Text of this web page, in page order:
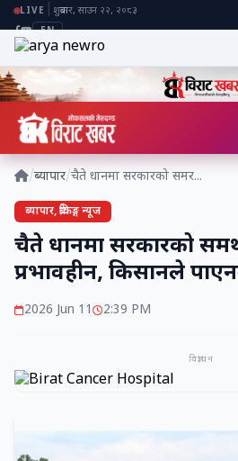
LIVE शुक्रबार, साउन २२, २०८३
EN
/ब्यापार/चैते धानमा सरकारको समर...
ब्यापार, ब्रेकिङ्ग न्यूज
चैते धानमा सरकारको
प्रभावहीन, किसानले
2026 Jun 11 2:39 PM
विज्ञापन